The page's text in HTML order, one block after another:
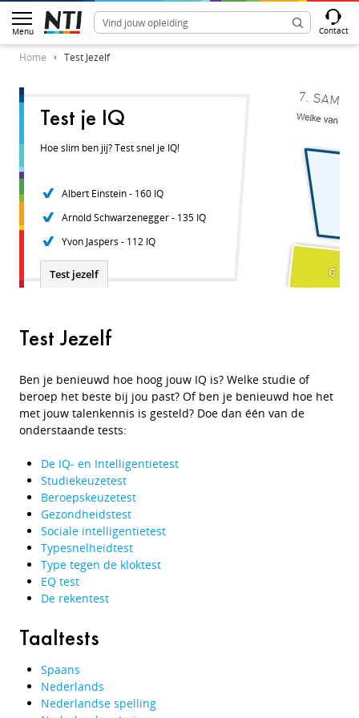
Menu Contact
Home Test Jezelf
Test je IQ
Hoe slim ben jij? Test snel je IQ!
Albert Einstein - 160 IQ
Arnold Schwarzenegger - 135 IQ
Yvon Jaspers - 112 IQ
Test jezelf
Test Jezelf
Ben je benieuwd hoe hoog jouw IQ is? Welke studie of
beroep het beste bij jou past? Of ben je benieuwd hoe het
met jouw talenkennis is gesteld? Doe dan één van de
onderstaande tests:
De IQ- en Intelligentietest
Studiekeuzetest
Beroepskeuzetest
Gezondheidstest
Sociale intelligentietest
Typesnelheidtest
Type tegen de kloktest
EQ test
De rekentest
Taaltests
Spaans
Nederlands
Nederlandse spelling